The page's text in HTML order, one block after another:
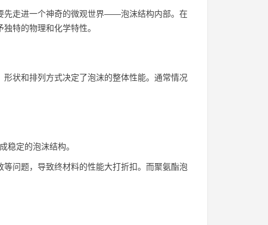
先走进一个神奇的微观世界——泡沫结构内部。在
特的物理和化学特性。
状和排列方式决定了泡沫的整体性能。通常情况
稳定的泡沫结构。
问题，导致终材料的性能大打折扣。而聚氨酯泡